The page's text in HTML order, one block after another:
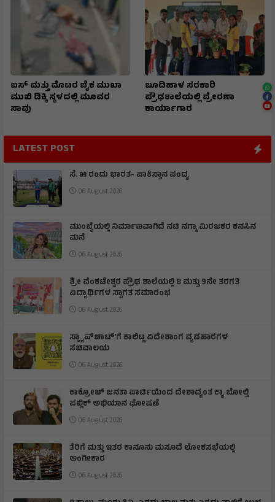
ಬಸ್ ಮತ್ತು ಮೊಟರ ಬೈಕ ಮುಖಾ
ಮುಖಿ‌ ಡಿಕ್ಕಿ ಸ್ಥಳದಲ್ಲಿ ಮೂವರ
ಸಾವು
ಬೂದಿಹಾಳ ಸರಕಾರಿ
ಪ್ರೌಢಶಾಲೆಯಲ್ಲಿ ಪ್ರೇರಣಾ
ಕಾರ್ಯಾಗಾರ
LATEST POST
ಸೆ. ೫ ರಂದು ಭಾರತ- ಪಾಕಿಸ್ತಾನ ಪಂದ್ಯ
06 August 2026
ಮುಂಬೈಯಲ್ಲಿ ನಿರ್ಮಾಣವಾಗಿದೆ ನಟಿ ನಗ್ಮಾ ಮಿರಜಕರ ಕನಸಿನ
ಮನೆ
06 August 2026
ಶ್ರೀ ವೆಂಕಟೇಶ್ವರ ಪ್ರೌಢ ಶಾಲೆಯಲ್ಲಿ 8 ಮತ್ತು 9ನೇ ತರಗತಿ
ವಿದ್ಯಾರ್ಥಿಗಳ ಸ್ವಾಗತ ಸಮಾರಂಭ
06 August 2026
ಸ್ನ್ಯಾಪ್‌ಚಾಟ್‌'ಗೆ ಕಾಲಿಟ್ಟ ವಿದೇಶಾಂಗ ವ್ಯವಹಾರಗಳ
ಸಚಿವಾಲಯ
06 August 2026
ಕಾಕ್ರೋಚ್ ಜನತಾ ಪಾರ್ಟಿಯಿಂದ ದೇಶಾದ್ಯಂತ ಕ್ಯಾ ಬೋಲ್ತಿ
ಪಬ್ಲಿಕ್ ಅಭಿಯಾನ ಘೋಷಣೆ
06 August 2026
ತೆರಿಗೆ ಮತ್ತು ಇತರ ಕಾನೂನು ಮಸೂದೆ ಲೋಕಸಭೆಯಲ್ಲಿ
ಅಂಗೀಕಾರ
06 August 2026